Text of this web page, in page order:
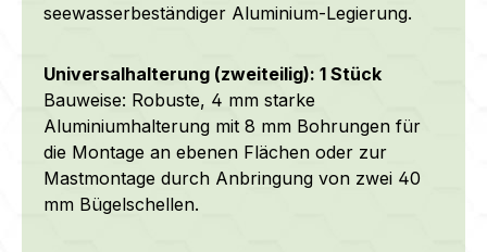
seewasserbeständiger Aluminium-Legierung.
Universalhalterung (zweiteilig): 1 Stück
Bauweise: Robuste, 4 mm starke
Aluminiumhalterung mit 8 mm Bohrungen für
die Montage an ebenen Flächen oder zur
Mastmontage durch Anbringung von zwei 40
mm Bügelschellen.